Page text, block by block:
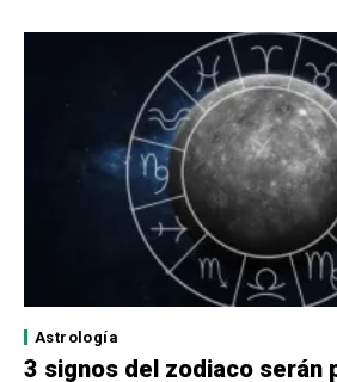
Astrología
3 signos del zodiaco serán